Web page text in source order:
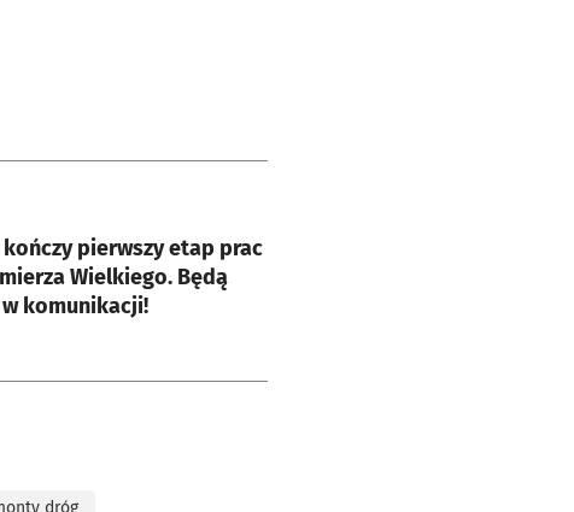
pierwszy etap prac
Wielkiego. Będą
komunikacji!